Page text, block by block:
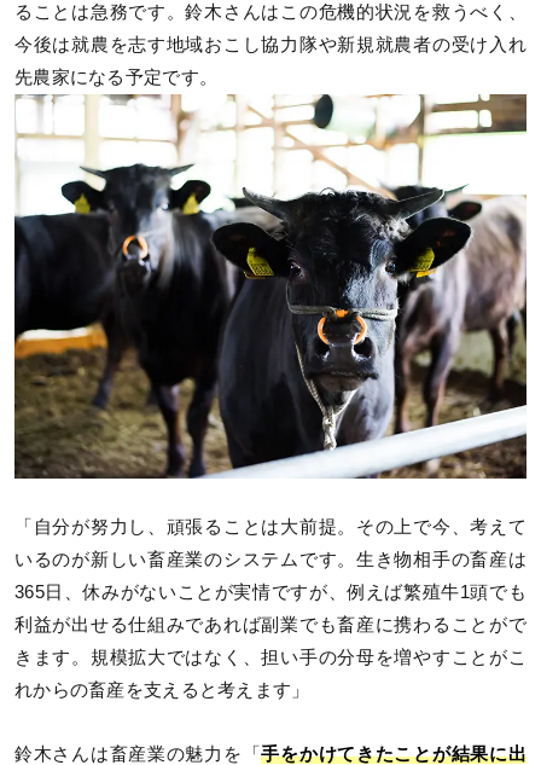
ることは急務です。鈴木さんはこの危機的状況を救うべく、
今後は就農を志す地域おこし協力隊や新規就農者の受け入れ
先農家になる予定です。
「自分が努力し、頑張ることは大前提。その上で今、考えて
いるのが新しい畜産業のシステムです。生き物相手の畜産は
365日、休みがないことが実情ですが、例えば繁殖牛1頭でも
利益が出せる仕組みであれば副業でも畜産に携わることがで
きます。規模拡大ではなく、担い手の分母を増やすことがこ
れからの畜産を支えると考えます」
鈴木さんは畜産業の魅力を「手をかけてきたことが結果に出